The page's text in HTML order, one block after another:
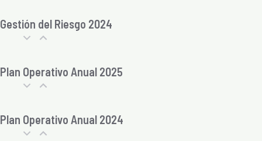
Gestión del Riesgo 2024
Plan Operativo Anual 2025
Plan Operativo Anual 2024